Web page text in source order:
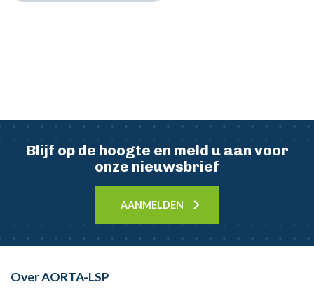
Blijf op de hoogte en meld u aan voor
onze nieuwsbrief
AANMELDEN
Over AORTA-LSP